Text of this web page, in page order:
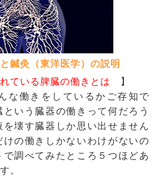
鍼灸（東洋医学）の説明
ている脾臓の働きとは
】
な働きをしているかご存知で
いう臓器の働きって何だろう
壊す臓器しか思い出せません
の働きしかないわけがないの
調べてみたところ５つほどあ
。